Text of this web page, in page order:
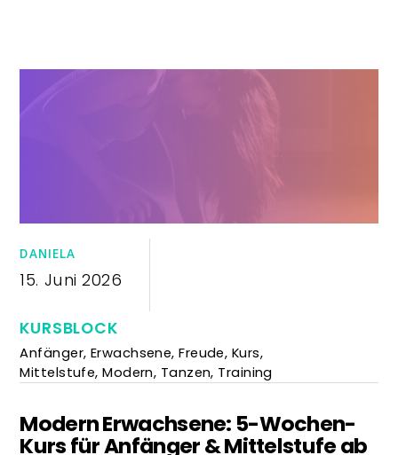
DANIELA
15. Juni 2026
KURSBLOCK
Anfänger, Erwachsene,Freude, Kurs,
Mittelstufe,Modern, Tanzen, Training
Modern Erwachsene: 5-Wochen-
Kurs für Anfänger & Mittelstufe ab